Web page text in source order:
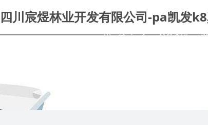
四川宸煜林业开发有限公司-pa凯发
ホームページ 宸煜集团